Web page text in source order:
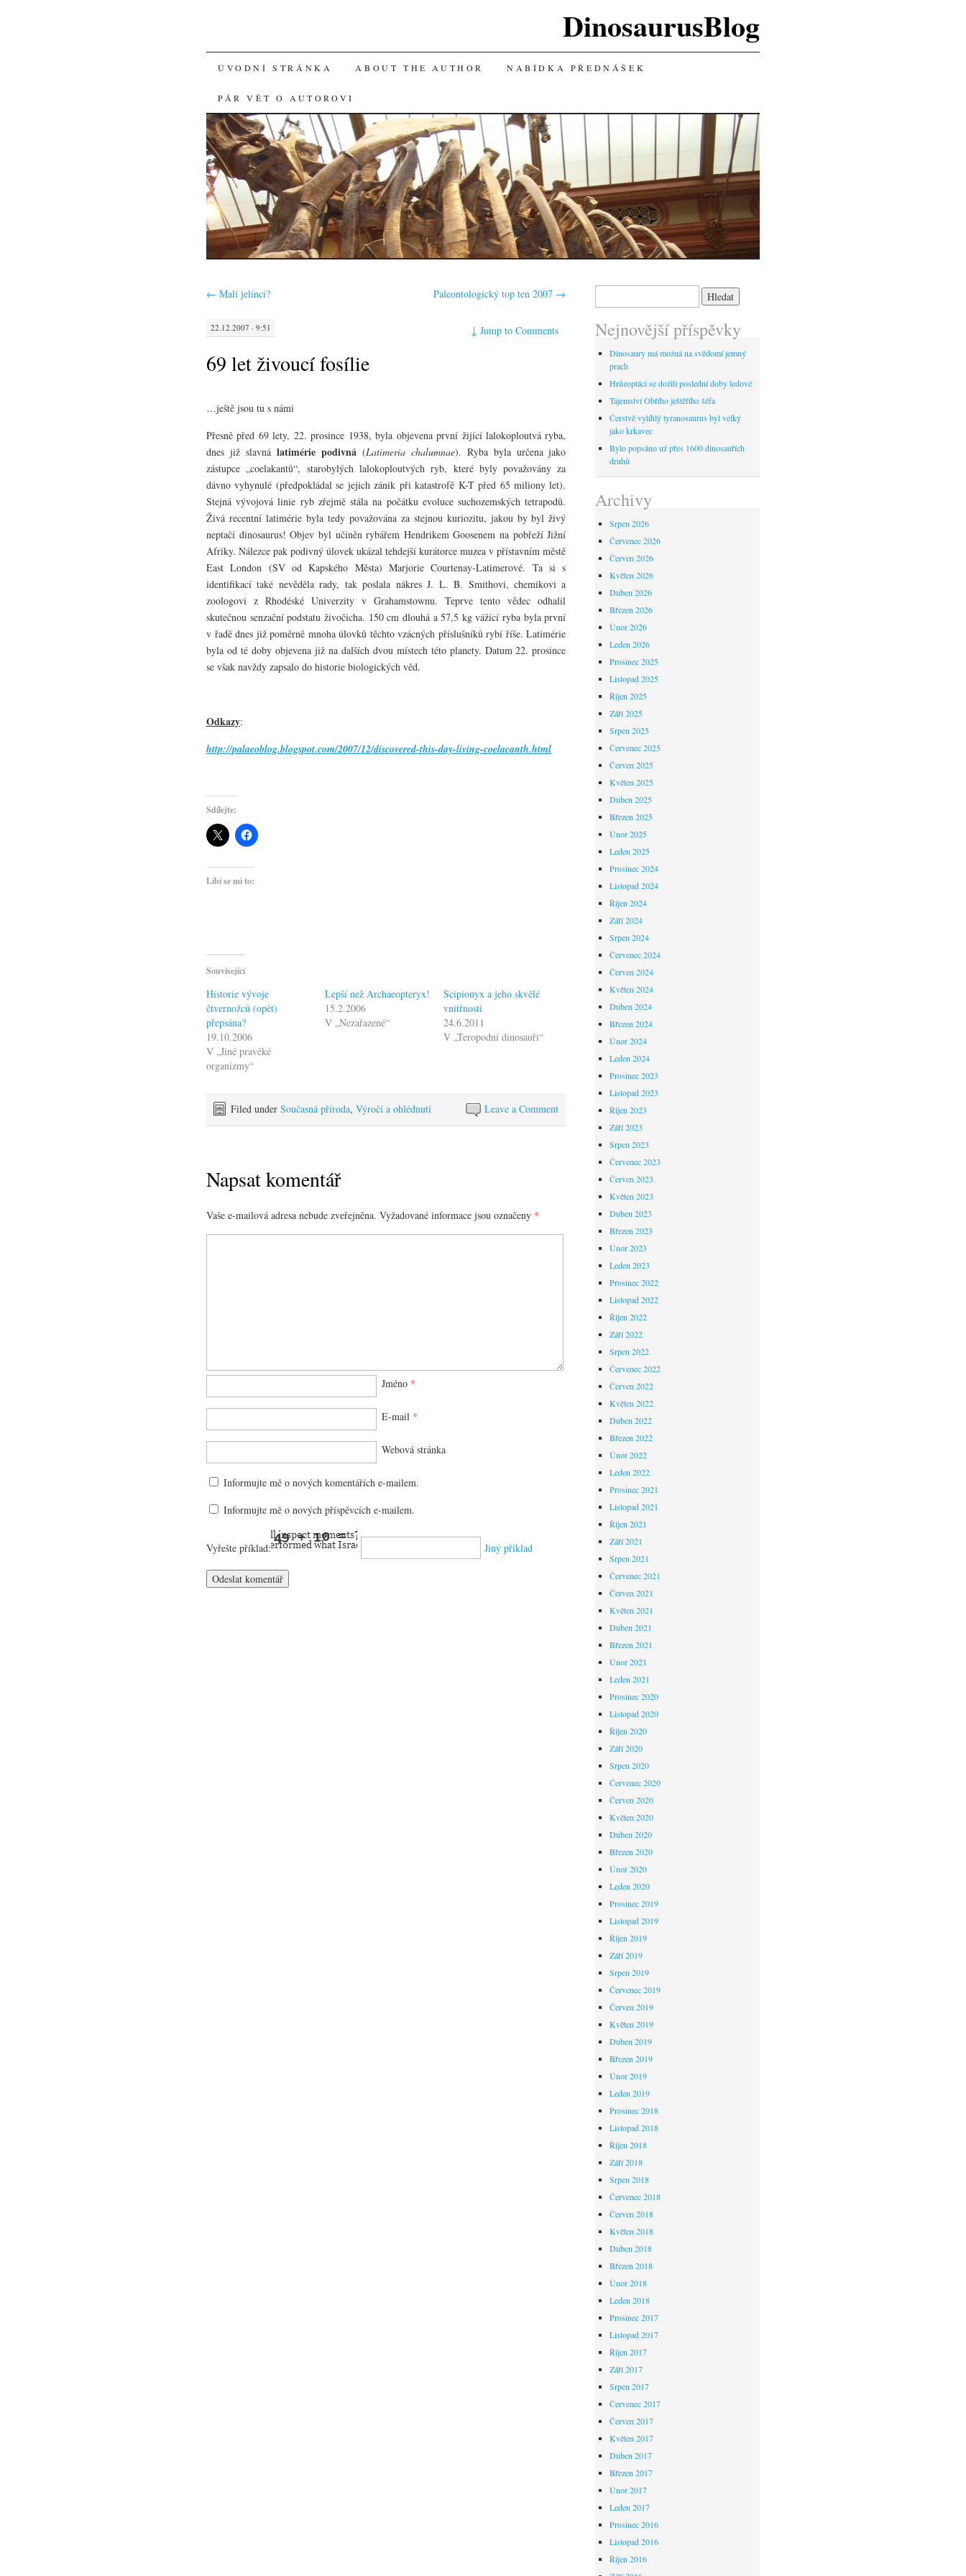
DinosaurusBlog
SKIP
TO
CONTENT
ÚVODNÍ STRÁNKA ABOUT THE AUTHOR NABÍDKA PŘEDNÁŠEK
PÁR VĚT O AUTOROVI
← Malí jelínci? Paleontologický top ten 2007 →
22.12.2007 · 9:51 ↓Jump to Comments
69 let živoucí fosílie
…ještě jsou tu s námi
Přesně před 69 lety, 22. prosince 1938, byla objevena první žijící lalokoploutvá ryba,
dnes již slavná latimérie podivná (Latimeria chalumnae). Ryba byla určena jako
zástupce „coelakantů“, starobylých lalokoploutvých ryb, které byly považovány za
dávno vyhynulé (předpokládal se jejich zánik při katastrofě K-T před 65 miliony let).
Stejná vývojová linie ryb zřejmě stála na počátku evoluce suchozemských tetrapodů.
Živá recentní latimérie byla tedy považována za stejnou kuriozitu, jakou by byl živý
neptačí dinosaurus! Objev byl učiněn rybářem Hendrikem Goosenem na pobřeží Jižní
Afriky. Nálezce pak podivný úlovek ukázal tehdejší kurátorce muzea v přístavním městě
East London (SV od Kapského Města) Marjorie Courtenay-Latimerové. Ta si s
identifikací také nevěděla rady, tak poslala nákres J. L. B. Smithovi, chemikovi a
zoologovi z Rhodéské Univerzity v Grahamstownu. Teprve tento vědec odhalil
skutečnou senzační podstatu živočicha. 150 cm dlouhá a 57,5 kg vážící ryba byla první
v řadě dnes již poměrně mnoha úlovků těchto vzácných příslušníků rybí říše. Latimérie
byla od té doby objevena již na dalších dvou místech této planety. Datum 22. prosince
se však navždy zapsalo do historie biologických věd.
Odkazy:
http://palaeoblog.blogspot.com/2007/12/discovered-this-day-living-coelacanth.html
Sdílejte:
Líbí se mi to:
Související
Historie vývoje
čtvernožců (opět)
přepsána?
19.10.2006
V „Jiné pravěké
organizmy“
Lepší než Archaeopteryx!
15.2.2006
V „Nezařazené“
Scipionyx a jeho skvělé
vnitřnosti
24.6.2011
V „Teropodní dinosauři“
Leave a Comment
Filed under Současná příroda, Výročí a ohlédnutí
Napsat komentář
Vaše e-mailová adresa nebude zveřejněna. Vyžadované informace jsou označeny *
Jméno *
E-mail *
Webová stránka
Informujte mě o nových komentářích e-mailem.
Informujte mě o nových příspěvcích e-mailem.
Vyřešte příklad: Jiný příklad
Nejnovější příspěvky
Dinosaury má možná na svědomí jemný
prach
Hrůzoptáci se dožili poslední doby ledové
Tajemství Obřího ještěřího šéfa
Čerstvě vylíhlý tyranosaurus byl velký
jako krkavec
Bylo popsáno už přes 1600 dinosauřích
druhů
Archivy
Srpen 2026
Červenec 2026
Červen 2026
Květen 2026
Duben 2026
Březen 2026
Únor 2026
Leden 2026
Prosinec 2025
Listopad 2025
Říjen 2025
Září 2025
Srpen 2025
Červenec 2025
Červen 2025
Květen 2025
Duben 2025
Březen 2025
Únor 2025
Leden 2025
Prosinec 2024
Listopad 2024
Říjen 2024
Září 2024
Srpen 2024
Červenec 2024
Červen 2024
Květen 2024
Duben 2024
Březen 2024
Únor 2024
Leden 2024
Prosinec 2023
Listopad 2023
Říjen 2023
Září 2023
Srpen 2023
Červenec 2023
Červen 2023
Květen 2023
Duben 2023
Březen 2023
Únor 2023
Leden 2023
Prosinec 2022
Listopad 2022
Říjen 2022
Září 2022
Srpen 2022
Červenec 2022
Červen 2022
Květen 2022
Duben 2022
Březen 2022
Únor 2022
Leden 2022
Prosinec 2021
Listopad 2021
Říjen 2021
Září 2021
Srpen 2021
Červenec 2021
Červen 2021
Květen 2021
Duben 2021
Březen 2021
Únor 2021
Leden 2021
Prosinec 2020
Listopad 2020
Říjen 2020
Září 2020
Srpen 2020
Červenec 2020
Červen 2020
Květen 2020
Duben 2020
Březen 2020
Únor 2020
Leden 2020
Prosinec 2019
Listopad 2019
Říjen 2019
Září 2019
Srpen 2019
Červenec 2019
Červen 2019
Květen 2019
Duben 2019
Březen 2019
Únor 2019
Leden 2019
Prosinec 2018
Listopad 2018
Říjen 2018
Září 2018
Srpen 2018
Červenec 2018
Červen 2018
Květen 2018
Duben 2018
Březen 2018
Únor 2018
Leden 2018
Prosinec 2017
Listopad 2017
Říjen 2017
Září 2017
Srpen 2017
Červenec 2017
Červen 2017
Květen 2017
Duben 2017
Březen 2017
Únor 2017
Leden 2017
Prosinec 2016
Listopad 2016
Říjen 2016